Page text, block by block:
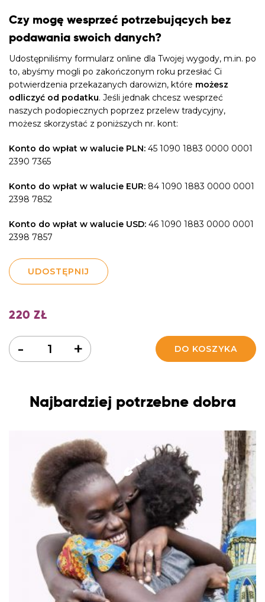
Czy mogę wesprzeć potrzebujących bez
podawania swoich danych?
Udostępniliśmy formularz online dla Twojej wygody, m.in. po
to, abyśmy mogli po zakończonym roku przesłać Ci
potwierdzenia przekazanych darowizn, które możesz
odliczyć od podatku. Jeśli jednak chcesz wesprzeć
naszych podopiecznych poprzez przelew tradycyjny,
możesz skorzystać z poniższych nr. kont:
Konto do wpłat w walucie PLN: 45 1090 1883 0000 0001
2390 7365
Konto do wpłat w walucie EUR: 84 1090 1883 0000 0001
2398 7852
Konto do wpłat w walucie USD: 46 1090 1883 0000 0001
2398 7857
UDOSTĘPNIJ
220 ZŁ
Ilość +
- DO KOSZYKA
Najbardziej potrzebne dobra